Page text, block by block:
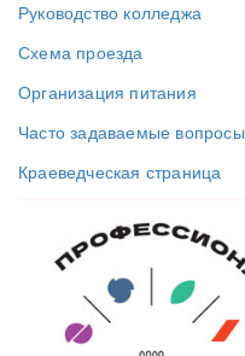
Руководство колледжа
Схема проезда
Организация питания
Часто задаваемые вопросы
Краеведческая страница